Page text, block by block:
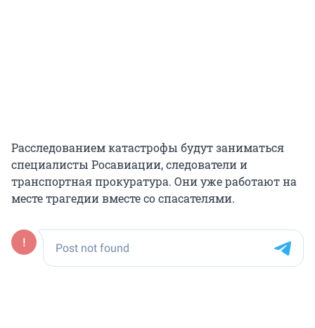
Расследованием катастрофы будут заниматься
специалисты Росавиации, следователи и
транспортная прокуратура. Они уже работают на
месте трагедии вместе со спасателями.